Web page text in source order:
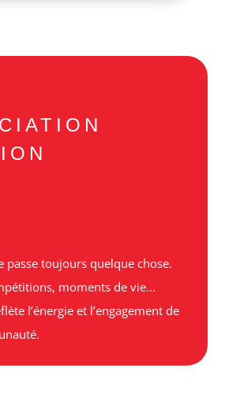
passe toujours quelque chose.
moments de vie…
l’énergie et l’engagement de